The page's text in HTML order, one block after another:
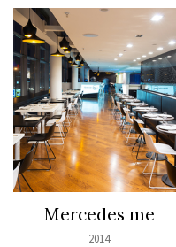
Mercedes me
2014